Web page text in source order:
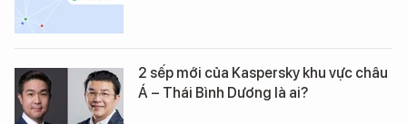
2 sếp mới của Kaspersky khu vực châu
Á – Thái Bình Dương là ai?